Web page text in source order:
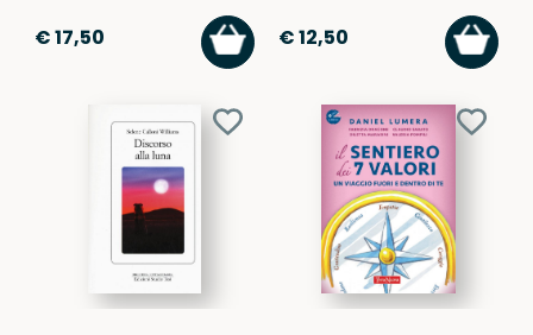
€ 17,50
AGGIUNGI
AL
CARRELLO
€ 12,50
AL
Aggiungi